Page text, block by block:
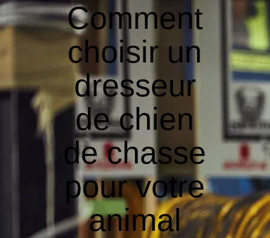
Comment
choisir un
dresseur
de chien
de chasse
pour votre
animal